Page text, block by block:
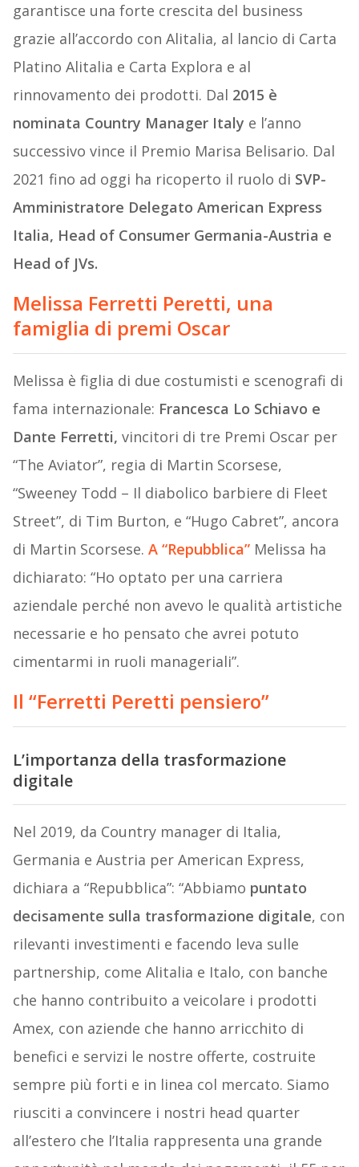
garantisce una forte crescita del business
grazie all’accordo con Alitalia, al lancio di Carta
Platino Alitalia e Carta Explora e al
rinnovamento dei prodotti. Dal 2015 è
nominata Country Manager Italy e l’anno
successivo vince il Premio Marisa Belisario. Dal
2021 fino ad oggi ha ricoperto il ruolo di SVP-
Amministratore Delegato American Express
Italia, Head of Consumer Germania-Austria e
Head of JVs.
Melissa Ferretti Peretti, una
famiglia di premi Oscar
Melissa è figlia di due costumisti e scenografi di
fama internazionale: Francesca Lo Schiavo e
Dante Ferretti, vincitori di tre Premi Oscar per
“The Aviator”, regia di Martin Scorsese,
“Sweeney Todd – Il diabolico barbiere di Fleet
Street”, di Tim Burton, e “Hugo Cabret”, ancora
di Martin Scorsese. A “Repubblica”Melissa ha
dichiarato: “Ho optato per una carriera
aziendale perché non avevo le qualità artistiche
necessarie e ho pensato che avrei potuto
cimentarmi in ruoli manageriali”.
Il “Ferretti Peretti pensiero”
L’importanza della trasformazione
digitale
Nel 2019, da Country manager di Italia,
Germania e Austria per American Express,
dichiara a “Repubblica”: “Abbiamo puntato
decisamente sulla trasformazione digitale, con
rilevanti investimenti e facendo leva sulle
partnership, come Alitalia e Italo, con banche
che hanno contribuito a veicolare i prodotti
Amex, con aziende che hanno arricchito di
benefici e servizi le nostre offerte, costruite
sempre più forti e in linea col mercato. Siamo
riusciti a convincere i nostri head quarter
all’estero che l’Italia rappresenta una grande